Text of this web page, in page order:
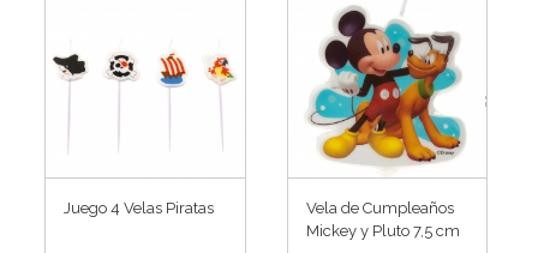
Juego 4 Velas Piratas
Vela de Cumpleaños
Mickey y Pluto 7,5 cm